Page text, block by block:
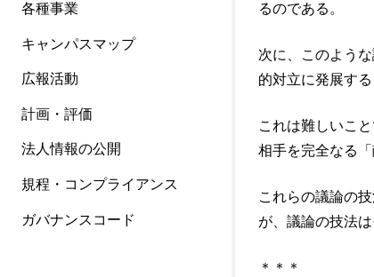
るのである。
次に、このよう
的対立に発展す
これは難しいこ
相手を完全なる
これらの議論の
が、議論の技法
＊＊＊
各種事業
キャンパスマップ
広報活動
計画・評価
法人情報の公開
規程・コンプライアンス
ガバナンスコード